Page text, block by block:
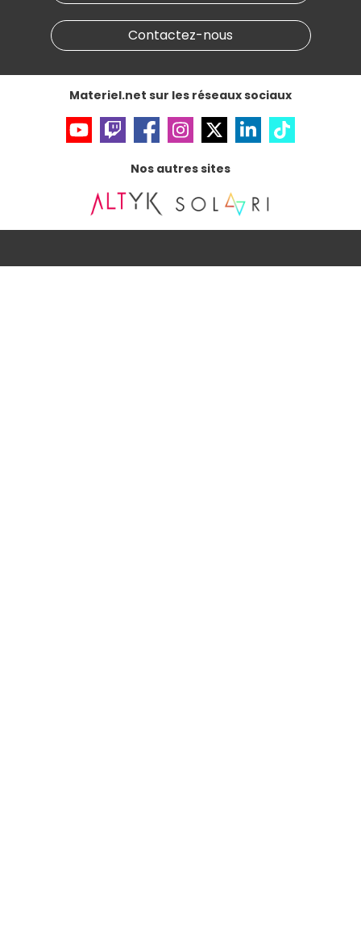
Partenariat & Sponsoring
Informations légales
Données personnellesetcookies
Accessibilité : non conforme
Contactez-nous
Materiel.net sur les réseaux sociaux
Nos autres sites